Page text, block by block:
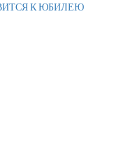
К ЮБИЛЕЮ